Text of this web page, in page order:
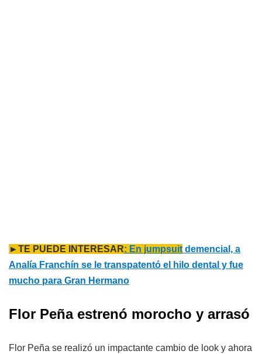
►TE PUEDE INTERESAR: En jumpsuitdemencial, a
Analía Franchín se le transpatentó el hilo dental y fue
mucho para Gran Hermano
Flor Peña estrenó morocho y arrasó
Flor Peña se realizó un impactante cambio de look y ahora